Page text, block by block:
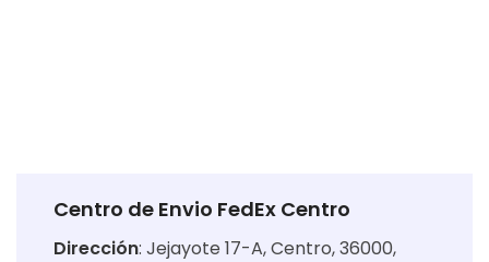
Centro de Envio FedEx Centro
Dirección: Jejayote 17-A, Centro, 36000,